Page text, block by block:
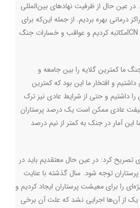
در عین حال از ظرفیت نهادهای بین‌المللی
درمانی بهره بردیم. از جمله این‌که ‌برای
ICNمکاتبه کردیم و عواقب و خسارات جنگ
جنگ ما کمترین گلایه را بین جامعه و
و افتخار ما این بود که کمترین
داشتیم و حتی از شرایط عادی نیز ترک
عادی ممکن است یک درصد پرستاران
این آمار در جنک به کمتر از نیم درصد
تصریح کرد: در عین حال معتقدیم باید در
توجه شود. سال گذشته با عنایت
را برای معیشت پرستاران ایجاد کردیم و
یک از آن‌ها اجرایی نشد که علت آن برخی